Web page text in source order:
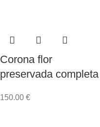
Corona flor
preservada completa
150.00 €